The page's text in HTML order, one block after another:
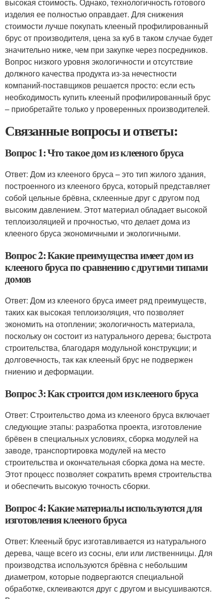
изделия ее полностью оправдает. Для снижения
стоимости лучше покупать клееный профилированный
брус от производителя, цена за куб в таком случае будет
значительно ниже, чем при закупке через посредников.
Вопрос низкого уровня экологичности и отсутствие
должного качества продукта из-за нечестности
компаний-поставщиков решается просто: если есть
необходимость купить клееный профилированный брус
– приобретайте только у проверенных производителей.
Связанные вопросы и ответы:
Вопрос 1: Что такое дом из клееного бруса
Ответ: Дом из клееного бруса – это тип жилого здания,
построенного из клееного бруса, который представляет
собой цельные брёвна, склеенные друг с другом под
высоким давлением. Этот материал обладает высокой
теплоизоляцией и прочностью, что делает дома из
клееного бруса экономичными и экологичными.
Вопрос 2: Какие преимущества имеет дом из
клееного бруса по сравнению с другими типами
домов
Ответ: Дом из клееного бруса имеет ряд преимуществ,
таких как высокая теплоизоляция, что позволяет
экономить на отоплении; экологичность материала,
поскольку он состоит из натурального дерева; быстрота
строительства, благодаря модульной конструкции; и
долговечность, так как клееный брус не подвержен
гниению и деформации.
Вопрос 3: Как строится дом из клееного бруса
Ответ: Строительство дома из клееного бруса включает
следующие этапы: разработка проекта, изготовление
брёвен в специальных условиях, сборка модулей на
заводе, транспортировка модулей на место
строительства и окончательная сборка дома на месте.
Этот процесс позволяет сократить время строительства
и обеспечить высокую точность сборки.
Вопрос 4: Какие материалы используются для
изготовления клееного бруса
Ответ: Клееный брус изготавливается из натурального
дерева, чаще всего из сосны, ели или лиственницы. Для
производства используются брёвна с небольшим
диаметром, которые подвергаются специальной
обработке, склеиваются друг с другом и высушиваются.